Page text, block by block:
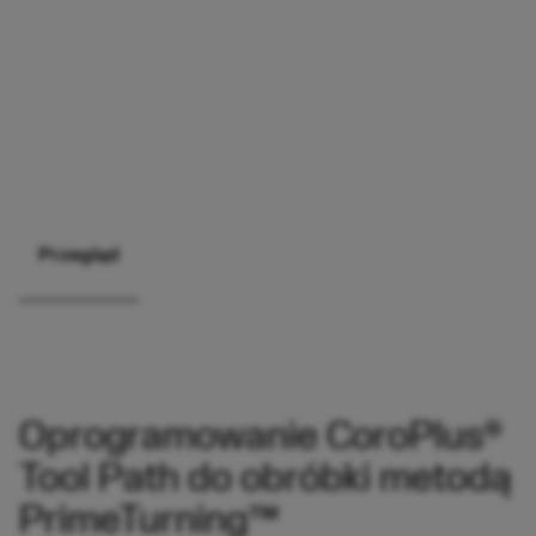
Przegląd
Oprogramowanie CoroPlus®
Tool Path do obróbki metodą
PrimeTurning™